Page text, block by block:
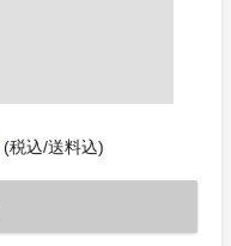
(税込/送料込)